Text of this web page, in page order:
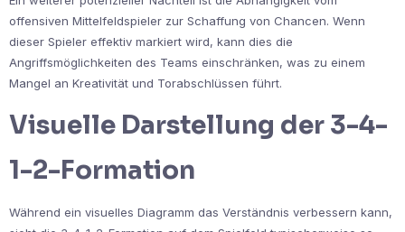
offensiven Mittelfeldspieler zur Schaffung von Chancen. Wenn
dieser Spieler effektiv markiert wird, kann dies die
Angriffsmöglichkeiten des Teams einschränken, was zu einem
Mangel an Kreativität und Torabschlüssen führt.
Visuelle Darstellung der 3-4-
1-2-Formation
Während ein visuelles Diagramm das Verständnis verbessern kann,